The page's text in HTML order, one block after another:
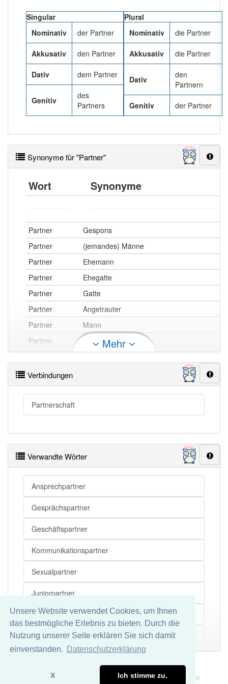
Unsere Website verwendet Cookies, um Ihnen
das bestmögliche Erlebnis zu bieten. Durch die
Nutzung unserer Seite erklären Sie sich damit
einverstanden.
Datenschutzerklärung
X Ich stimme zu.
Häufigkeit: 8 von 10
Wörter mit Endung -partner
Wörter mit Endung-partner aber mit einem anderen
Artikelder: 0
82% unserer Spielapp-Nutzer haben den Artikel
Singular
Nominativ
der Partner
Akkusativ den Partner
Dativ dem Partner
Genitiv
des
Partners
Plural
Nominativ
die Partner
Akkusativ die Partner
Dativ
den
Partnern
Genitiv der Partner
Synonyme für "Partner"
Wort Synonyme
Partner
Gespons
Partner
(jemandes) Männe
Partner
Ehemann
Partner
Ehegatte
Partner
Gatte
Partner
Angetrauter
Partner
Mann
Partner
Gemahl
Partner
Partner
(jemandes) Alter
Partner
Partner
Ehegespons
Partner
Göttergatte (spöttisch)
Partner
(jemandes) Kerl
Partner
Partner
Gesellschafter
Partner
Teilhaber
Partner
Partner
Partner
Mitinhaber
Partner
Co.
Mehr
Verbindungen
Partnerschaft
Verwandte Wörter
Ansprechpartner
Gesprächspartner
Geschäftspartner
Kommunikationspartner
Sexualpartner
Juniorpartner
Tanzpartner
Kooperationspartner
Koalitionspartner
Mehr
Datenschutz
Wir übernehmen keine Garantie und keine Haftung für die